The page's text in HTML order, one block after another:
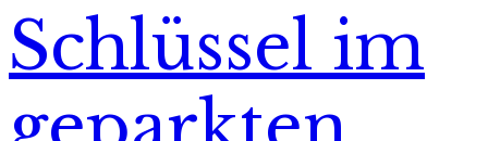
Schlüssel im